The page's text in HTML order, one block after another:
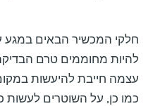
חלקי המכשיר הבאים במגע
להיות מחוממים טרם
עצמה חייבת להיעשות